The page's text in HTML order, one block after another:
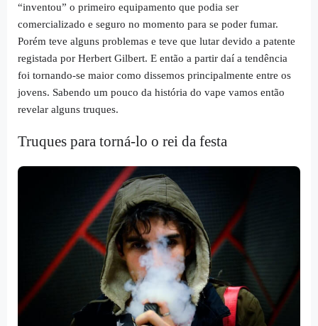
“inventou” o primeiro equipamento que podia ser
comercializado e seguro no momento para se poder fumar.
Porém teve alguns problemas e teve que lutar devido a patente
registada por Herbert Gilbert. E então a partir daí a tendência
foi tornando-se maior como dissemos principalmente entre os
jovens. Sabendo um pouco da história do vape vamos então
revelar alguns truques.
Truques para torná-lo o rei da festa